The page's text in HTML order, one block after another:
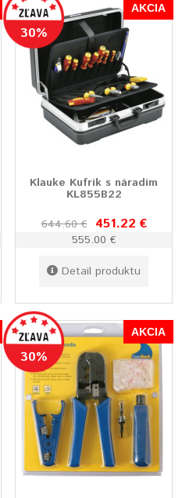
30%
AKCIA
Klauke Kufrík s náradím
KL855B22
644.60 € 451.22 €
555.00 €
Detail produktu
30%
AKCIA